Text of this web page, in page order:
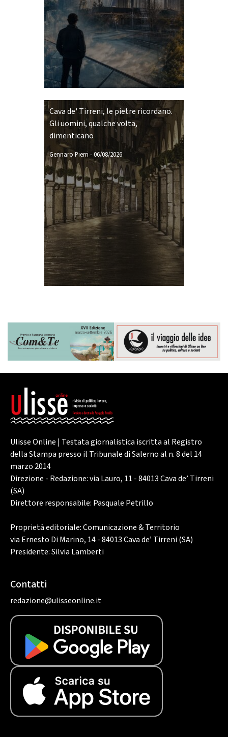
Cava de' Tirreni, le pietre ricordano.
Gli uomini, qualche volta,
dimenticano
Gennaro Pierri -06/08/2026
Ulisse Online | Testata giornalistica iscritta al Registro
della Stampa presso il Tribunale di Salerno al n. 8 del 14
marzo 2014
Direzione - Redazione: via Lauro, 11 - 84013 Cava de’ Tirreni
(SA)
Direttore responsabile: Pasquale Petrillo
Proprietà editoriale: Comunicazione & Territorio
via Ernesto Di Marino, 14 - 84013 Cava de’ Tirreni (SA)
Presidente: Silvia Lamberti
Contatti
redazione@ulisseonline.it